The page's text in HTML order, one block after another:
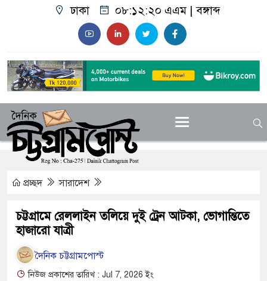
ঢাকা ০৮:১২:২০ এএম|বঙ্গাব্দ
প্রচ্ছদ সারাদেশ
চট্টগ্রামে রেললাইন তলিয়ে দুই ট্রেন আটকা, ভোগান্তিতে
হাজারো যাত্রী
দৈনিক চট্টগ্রামপোস্ট
নিউজ প্রকাশের তারিখ : Jul 7, 2026 ইং